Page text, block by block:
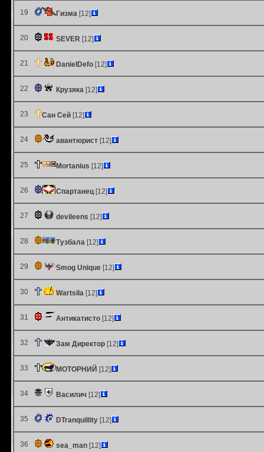
19 Гизма [12]
20 SEVER [12]
21 DanielDefo [12]
22 Крузяка [12]
23 Сан Сей [12]
24 авантюрист [12]
25 Mortanius [12]
26 Спартанец[12]
27 devileens [12]
28 Тузбала [12]
29 Smog Unique [12]
30 Wartsila [12]
31 Антикатисто [12]
32 Зам Директор [12]
33 МОТОРНИЙ [12]
34 Василич [12]
35 DTranquillity [12]
36 sea_man [12]